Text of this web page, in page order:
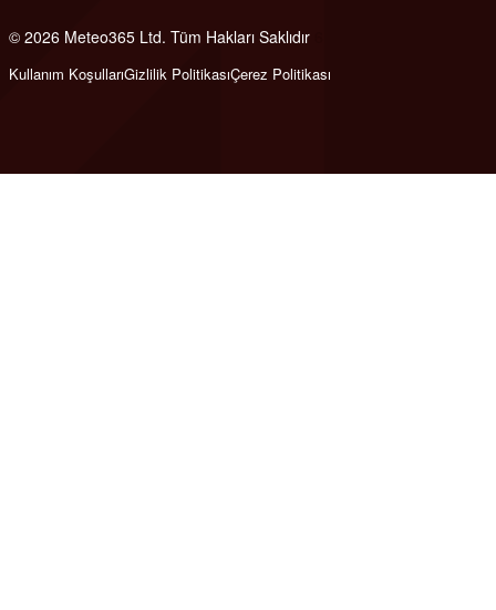
© 2026 Meteo365 Ltd. Tüm Hakları Saklıdır
Kullanım KoşullarıGizlilik PolitikasıÇerez Politikası